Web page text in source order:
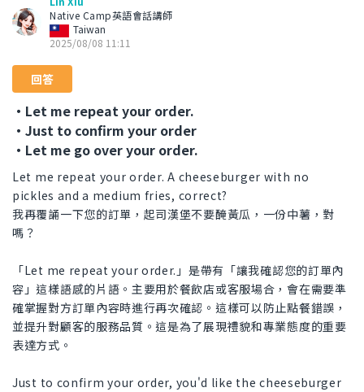
Native Camp英語會話講師
Taiwan
2025/08/08 11:11
回答
・Let me repeat your order.
・Just to confirm your order
・Let me go over your order.
Let me repeat your order. A cheeseburger with no
pickles and a medium fries, correct?
我再覆誦一下您的訂單，起司漢堡不要醃黃瓜，一份中薯，對
嗎？
「Let me repeat your order.」是帶有「讓我確認您的訂單內
容」這樣語感的片語。主要用於餐飲店或客服場合，會在需要準
確掌握對方訂單內容時進行再次確認。這樣可以防止點餐錯誤，
並提升對顧客的服務品質。這是為了展現禮貌和專業態度的重要
表達方式。
Just to confirm your order, you'd like the cheeseburger